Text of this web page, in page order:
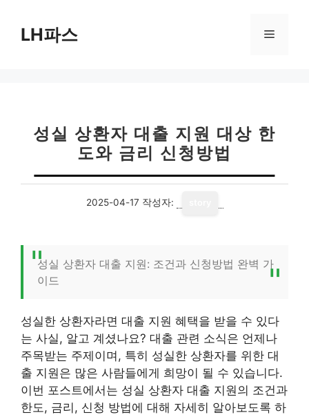
LH파스 메
성실 상환자 대출 지원 대상 한
도와 금리 신청방법
2025-04-17 작성자:
성실 상환자 대출 지원: 조건과 신청방법 완벽 가
이드
성실한 상환자라면 대출 지원 혜택을 받을 수 있다
는 사실, 알고 계셨나요? 대출 관련 소식은 언제나
주목받는 주제이며, 특히 성실한 상환자를 위한 대
출 지원은 많은 사람들에게 희망이 될 수 있습니다.
이번 포스트에서는 성실 상환자 대출 지원의 조건과
한도, 금리, 신청 방법에 대해 자세히 알아보도록 하